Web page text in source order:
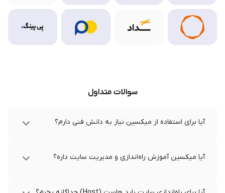
سوالات متداول
آیا برای استفاده از میکسین نیاز به دانش فنی دارم؟
آیا میکسین آموزش راه‌اندازی و مدیریت سایت داره؟